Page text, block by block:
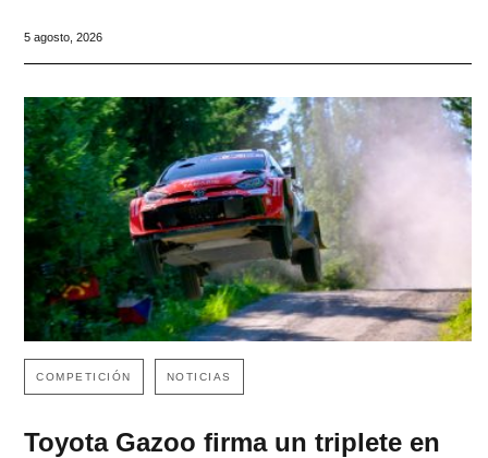
5 agosto, 2026
COMPETICIÓN NOTICIAS
Toyota Gazoo firma un triplete en